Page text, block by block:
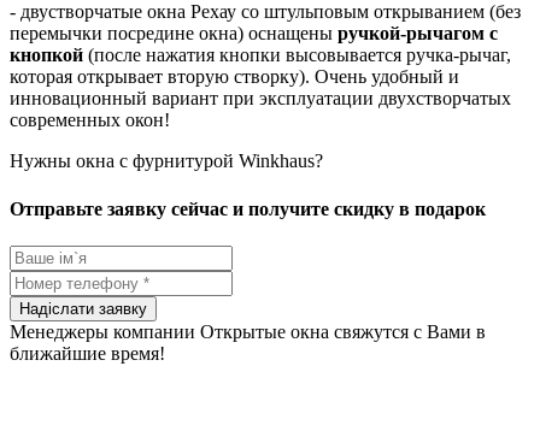
- двустворчатые окна Рехау со штульповым открыванием (без
перемычки посредине окна) оснащены ручкой-рычагом с
кнопкой (после нажатия кнопки высовывается ручка-рычаг,
которая открывает вторую створку). Очень удобный и
инновационный вариант при эксплуатации двухстворчатых
современных окон!
Нужны окна с фурнитурой Winkhaus?
Отправьте заявку сейчас и получите скидку в подарок
Менеджеры компании Открытые окна свяжутся с Вами в
ближайшие время!